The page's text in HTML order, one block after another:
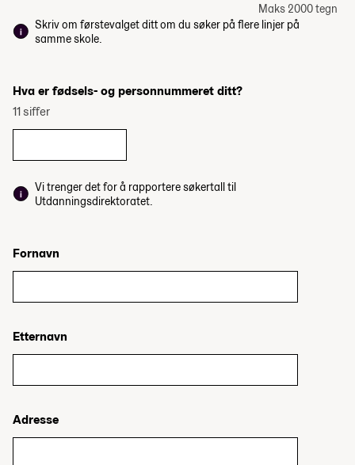
Maks 2000 tegn
Skriv om førstevalget ditt om du søker på flere linjer på
samme skole.
Hva er fødsels- og personnummeret ditt?
11 siffer
Vi trenger det for å rapportere søkertall til
Utdanningsdirektoratet.
Fornavn
Etternavn
Adresse